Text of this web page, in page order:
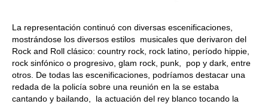
La representación continuó con diversas escenificaciones,
mostrándose los diversos estilos musicales que derivaron del
Rock and Roll clásico: country rock, rock latino, período hippie,
rock sinfónico o progresivo, glam rock, punk, pop y dark, entre
otros. De todas las escenificaciones, podríamos destacar una
redada de la policía sobre una reunión en la se estaba
cantando y bailando, la actuación del rey blanco tocando la